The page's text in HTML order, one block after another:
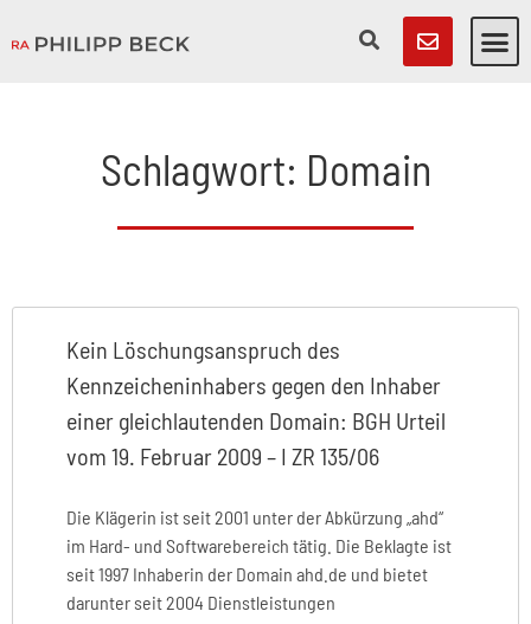
Schlagwort: Domain
Kein Löschungsanspruch des
Kennzeicheninhabers gegen den Inhaber
einer gleichlautenden Domain: BGH Urteil
vom 19. Februar 2009 – I ZR 135/06
Die Klägerin ist seit 2001 unter der Abkürzung „ahd“
im Hard- und Softwarebereich tätig. Die Beklagte ist
seit 1997 Inhaberin der Domain ahd.de und bietet
darunter seit 2004 Dienstleistungen